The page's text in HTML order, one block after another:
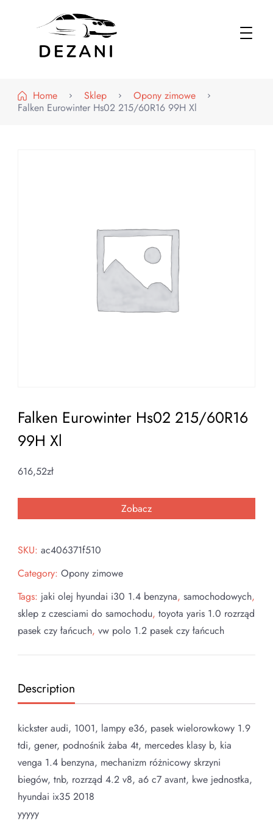
Home
Sklep
Opony zimowe
Falken Eurowinter Hs02 215/60R16 99H Xl
Falken Eurowinter Hs02 215/60R16
99H Xl
616,52zł
Zobacz
SKU: ac406371f510
Category: Opony zimowe
Tags: jaki olej hyundai i30 1.4 benzyna, samochodowych,
sklep z czesciami do samochodu, toyota yaris 1.0 rozrząd
pasek czy łańcuch, vw polo 1.2 pasek czy łańcuch
Description
kickster audi, 1001, lampy e36, pasek wielorowkowy 1.9
tdi, gener, podnośnik żaba 4t, mercedes klasy b, kia
venga 1.4 benzyna, mechanizm różnicowy skrzyni
biegów, tnb, rozrząd 4.2 v8, a6 c7 avant, kwe jednostka,
hyundai ix35 2018
yyyyy